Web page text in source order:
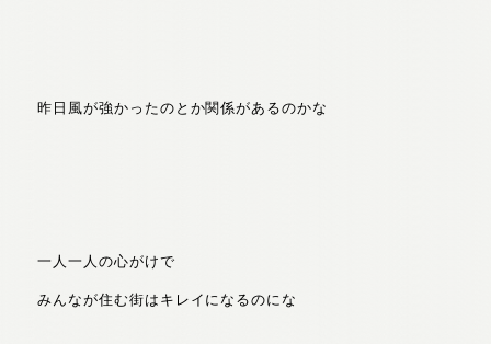
昨日風が強かったのとか関係があるのかな
一人一人の心がけで
みんなが住む街はキレイになるのにな